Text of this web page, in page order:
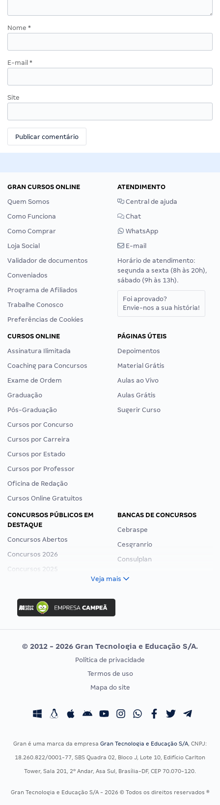
Nome *
E-mail *
Site
GRAN CURSOS ONLINE
Quem Somos
Como Funciona
Como Comprar
Loja Social
Validador de documentos
Conveniados
Programa de Afiliados
Trabalhe Conosco
Preferências de Cookies
ATENDIMENTO
Central de ajuda
Chat
WhatsApp
E-mail
Horário de atendimento:
segunda a sexta (8h às 20h),
sábado (9h às 13h).
Foi aprovado?
Envie-nos a sua história!
CURSOS ONLINE
Assinatura Ilimitada
Coaching para Concursos
Exame de Ordem
Graduação
Pós-Graduação
Cursos por Concurso
Cursos por Carreira
Cursos por Estado
Cursos por Professor
Oficina de Redação
Cursos Online Gratuitos
PÁGINAS ÚTEIS
Depoimentos
Material Grátis
Aulas ao Vivo
Aulas Grátis
Sugerir Curso
CONCURSOS PÚBLICOS EM
DESTAQUE
Concursos Abertos
Concursos 2026
Concursos 2025
Concurso Ibama
Concurso MPU
Editais publicados
BANCAS DE CONCURSOS
Cebraspe
Cesgranrio
Consulplan
Vunesp
CONCURSOS POR PROFISSÃO
Concursos Fiscais
Concursos Saúde
Residência Multiprofissional
EXAME DE ORDEM
Calendário OAB
Veja mais
© 2012 - 2026 Gran Tecnologia e Educação S/A.
Política de privacidade
Termos de uso
Mapa do site
Gran é uma marca da empresa Gran Tecnologia e Educação S/A, CNPJ:
18.260.822/0001-77, SBS Quadra 02, Bloco J, Lote 10, Edifício Carlton
Tower, Sala 201, 2º Andar, Asa Sul, Brasília-DF, CEP 70.070-120.
Gran Tecnologia e Educação S/A - 2026 © Todos os direitos reservados ®